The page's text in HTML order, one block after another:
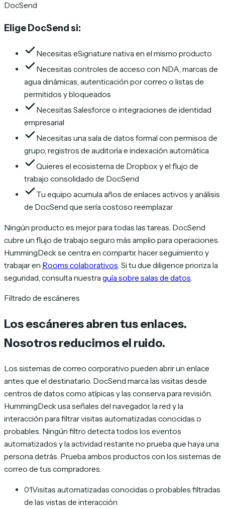
DocSend
Elige DocSend si:
Necesitas eSignature nativa en el mismo producto
Necesitas controles de acceso con NDA, marcas de
agua dinámicas, autenticación por correo o listas de
permitidos y bloqueados
Necesitas Salesforce o integraciones de identidad
empresarial
Necesitas una sala de datos formal con permisos de
grupo, registros de auditoría e indexación automática
Quieres el ecosistema de Dropbox y el flujo de
trabajo consolidado de DocSend
Tu equipo acumula años de enlaces activos y análisis
de DocSend que sería costoso reemplazar
Ningún producto es mejor para todas las tareas. DocSend
cubre un flujo de trabajo seguro más amplio para operaciones.
HummingDeck se centra en compartir, hacer seguimiento y
trabajar en Rooms colaborativos. Si tu due diligence prioriza la
seguridad, consulta nuestraguía sobre salas de datos.
Filtrado de escáneres
Los escáneres abren tus enlaces.
Nosotros reducimos el ruido.
Los sistemas de correo corporativo pueden abrir un enlace
antes que el destinatario. DocSend marca las visitas desde
centros de datos como atípicas y las conserva para revisión.
HummingDeck usa señales del navegador, la red y la
interacción para filtrar visitas automatizadas conocidas o
probables. Ningún filtro detecta todos los eventos
automatizados y la actividad restante no prueba que haya una
persona detrás. Prueba ambos productos con los sistemas de
correo de tus compradores.
01Visitas automatizadas conocidas o probables filtradas
de las vistas de interacción